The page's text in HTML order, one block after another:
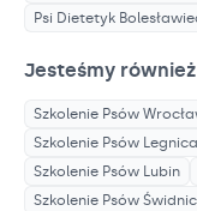
Psi Dietetyk
Jesteśmy
Szkolenie Psów
Szkolenie Psów Legnica
Szkolenie Psów Lubin
Szkolenie Psów